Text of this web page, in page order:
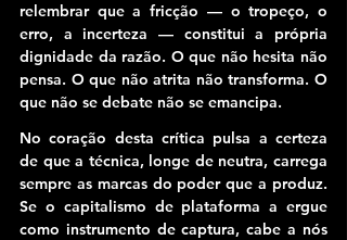
relembrar que a fricção — o tropeço, o
erro, a incerteza — constitui a própria
dignidade da razão. O que não hesita não
pensa. O que não atrita não transforma. O
que não se debate não se emancipa.
No coração desta crítica pulsa a certeza
de que a técnica, longe de neutra, carrega
sempre as marcas do poder que a produz.
Se o capitalismo de plataforma a ergue
como instrumento de captura, cabe a nós